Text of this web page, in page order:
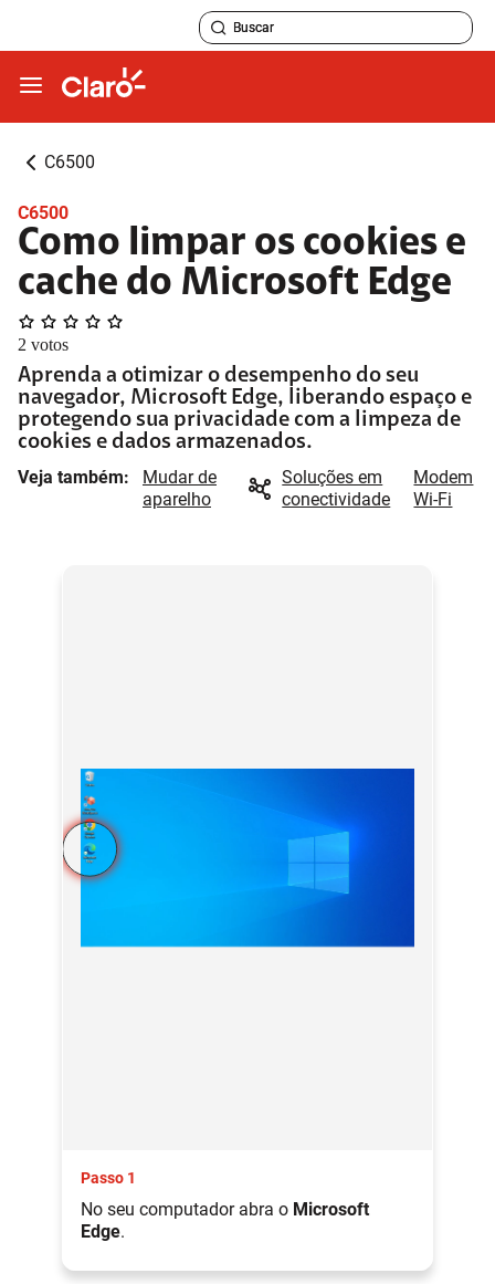
C6500
C6500
Como limpar os cookies e
cache do Microsoft Edge
2 votos
Aprenda a otimizar o desempenho do seu
navegador, Microsoft Edge, liberando espaço e
protegendo sua privacidade com a limpeza de
cookies e dados armazenados.
Veja também:
Mudar de
aparelho
Soluções em
conectividade
Modem
Wi-Fi
Passo 1
No seu computador abra o Microsoft
Edge.